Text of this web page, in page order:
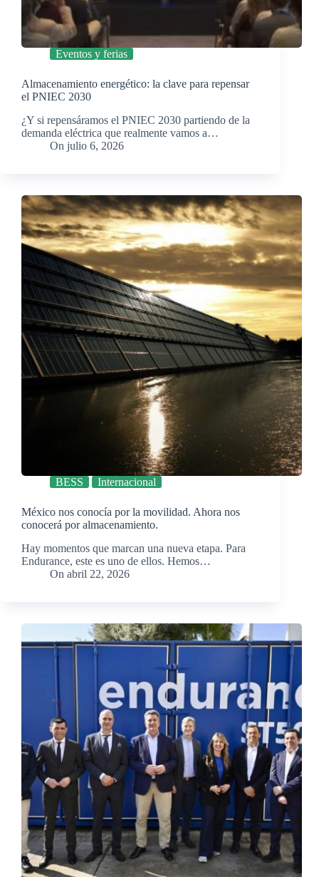
Eventos y ferias
Almacenamiento energético: la clave para repensar
el PNIEC 2030
¿Y si repensáramos el PNIEC 2030 partiendo de la
demanda eléctrica que realmente vamos a…
On julio 6, 2026
BESS Internacional
México nos conocía por la movilidad. Ahora nos
conocerá por almacenamiento.
Hay momentos que marcan una nueva etapa. Para
Endurance, este es uno de ellos. Hemos…
On abril 22, 2026